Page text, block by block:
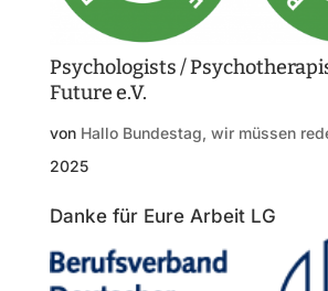
Psychologists /
Future e.V.
von Hallo Bundestag, wir müssen
2025
Danke für Eure Arbeit LG